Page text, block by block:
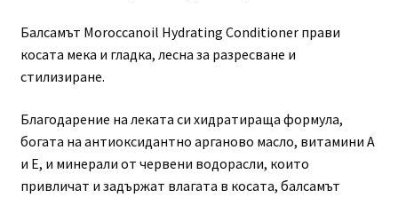
Балсамът Moroccanoil Hydrating Conditioner прави
косата мека и гладка, лесна за разресване и
стилизиране.
Благодарение на леката си хидратираща формула,
богата на антиоксидантно арганово масло, витамини А
и Е, и минерали от червени водорасли, които
привличат и задържат влагата в косата, балсамът